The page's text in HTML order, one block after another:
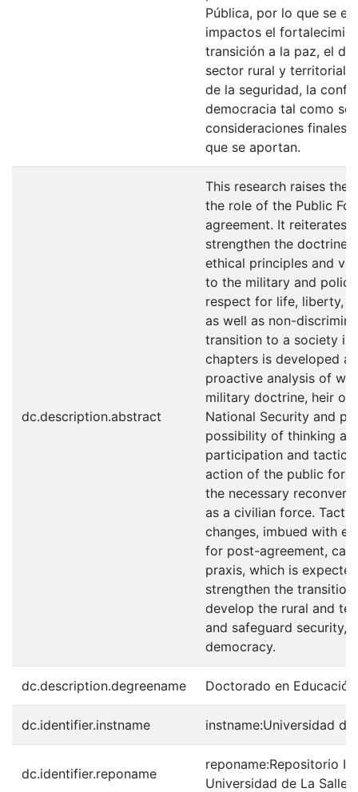
Pública, por lo que se
impactos el
transición a la paz, el
sector rural y territorial
de la seguridad, la
democracia tal como se
consideraciones finales
que se aportan.
dc.description.abstract
This research raises the
the role of the Public
agreement. It reiterates
strengthen the doctrine
ethical principles and
to the military and
respect for life, liberty,
as well as non-
transition to a society in
chapters is developed a
proactive analysis of
military doctrine, heir of
National Security and
possibility of thinking
participation and
action of the public
the necessary
as a civilian force.
changes, imbued with
for post-agreement, call
praxis, which is
strengthen the
develop the rural and
and safeguard security,
democracy.
dc.description.degreename Doctorado en
dc.identifier.instname instname:Universidad de
dc.identifier.reponame
reponame:Repositorio
Universidad de La Salle